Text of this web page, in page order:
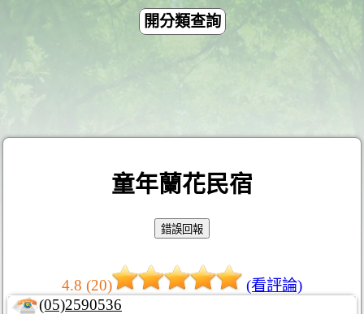
開分類查詢
童年蘭花民宿
4.8 (20)
(看評論)
(05)2590536